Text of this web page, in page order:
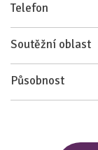
Telefon
Soutěžní oblast
Působnost